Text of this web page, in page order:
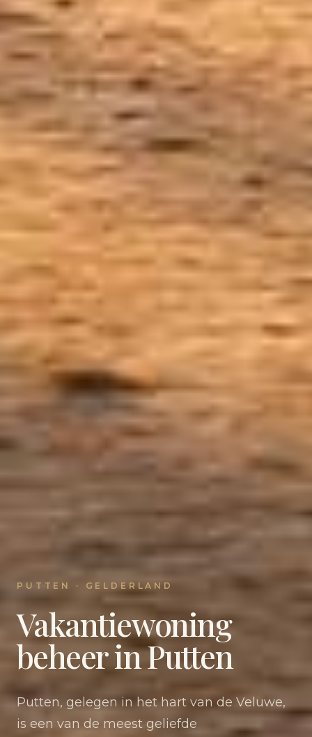
PUTTEN · GELDERLAND
Vakantiewoning
beheer in Putten
Putten, gelegen in het hart van de Veluwe,
is een van de meest geliefde